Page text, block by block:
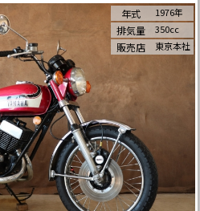
年式 1976年
排気量 350cc
販売店 東京本社